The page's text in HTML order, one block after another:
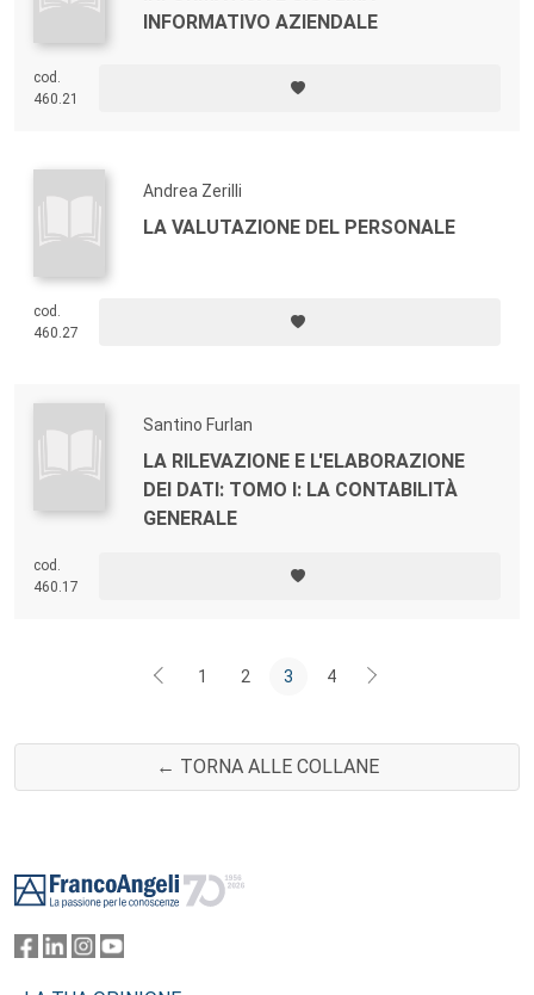
INFORMATIVO AZIENDALE
cod.
460.21
Andrea Zerilli
LA VALUTAZIONE DEL PERSONALE
cod.
460.27
Santino Furlan
LA RILEVAZIONE E L'ELABORAZIONE
DEI DATI: TOMO I: LA CONTABILITÀ
GENERALE
cod.
460.17
1 2 3 4
← TORNA ALLE COLLANE